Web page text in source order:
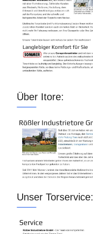
Über Itore:
Unser Torservice: